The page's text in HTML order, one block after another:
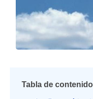
Tabla de